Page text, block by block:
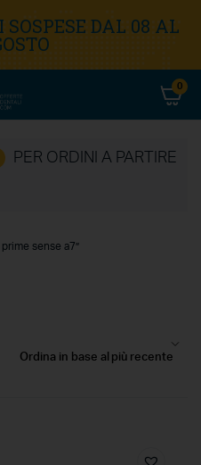
SOSPESE DAL 08 AL
0
PER ORDINI A PARTIRE
sense a7”